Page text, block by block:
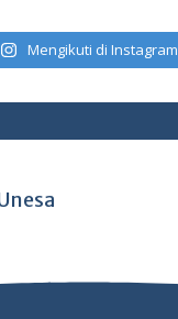
Mengikuti di Instagram